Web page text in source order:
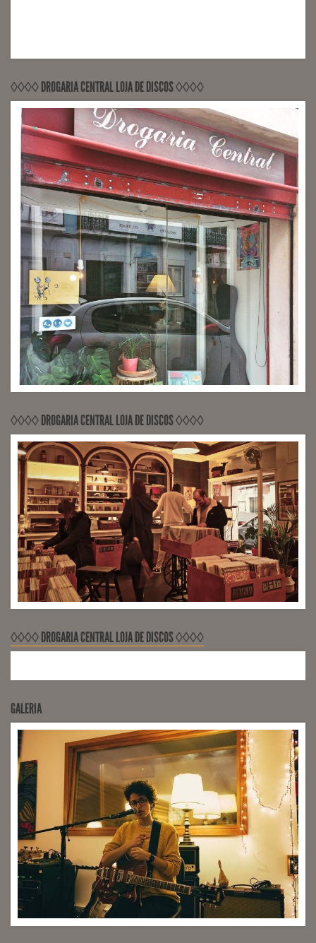
◊◊◊◊ DROGARIA CENTRAL LOJA DE DISCOS ◊◊◊◊
◊◊◊◊ DROGARIA CENTRAL LOJA DE DISCOS ◊◊◊◊
◊◊◊◊ DROGARIA CENTRAL LOJA DE DISCOS ◊◊◊◊
GALERIA
ADDITIONAL VOCALS RECORDINGS LadoB Records
(Engineer Sérgio Milhano)